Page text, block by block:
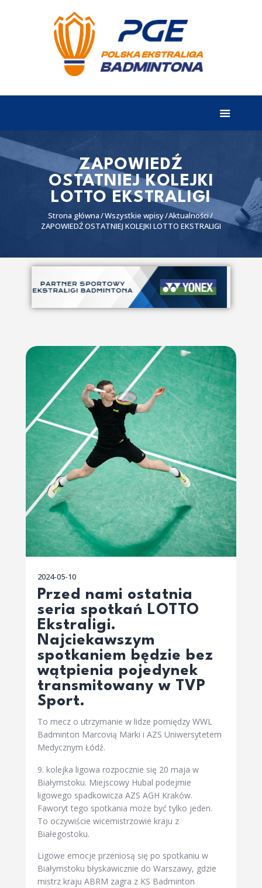
ZAPOWIEDŹ
OSTATNIEJ KOLEJKI
LOTTO EKSTRALIGI
Strona główna Wszystkie wpisy Aktualności
ZAPOWIEDŹ OSTATNIEJ KOLEJKI LOTTO EKSTRALIGI
EKSTRALIGA
Aktualności
Wyniki
Terminarz
Partnerzy
I liga
2024-05-10
Przed nami ostatnia
seria spotkań LOTTO
Ekstraligi.
Najciekawszym
spotkaniem będzie bez
wątpienia pojedynek
transmitowany w TVP
Sport.
To mecz o utrzymanie w lidze pomiędzy WWL
Badminton Marcovią Marki i AZS Uniwersytetem
Medycznym Łódź.
9. kolejka ligowa rozpocznie się 20 maja w
Białymstoku. Miejscowy Hubal podejmie
ligowego spadkowicza AZS AGH Kraków.
Faworyt tego spotkania może być tylko jeden.
To oczywiście wicemistrzowie kraju z
Białegostoku.
Ligowe emocje przeniosą się po spotkaniu w
Białymstoku błyskawicznie do Warszawy, gdzie
mistrz kraju ABRM zagra z KS Badminton